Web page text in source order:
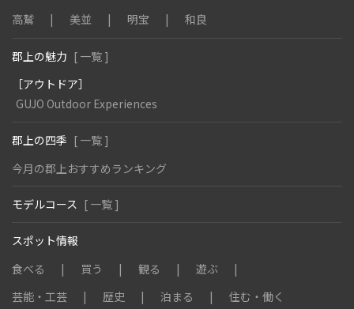
高鷲
美並 明宝 和良
郡上の魅力 [ 一覧 ]
［アウトドア］
GUJO Outdoor Experiences
郡上の四季 [ 一覧 ]
今月の郡上おすすめランキング
モデルコース [ 一覧 ]
スポット情報
食べる
買う 観る
遊ぶ
芸能・工芸
歴史 泊まる 住む・働く